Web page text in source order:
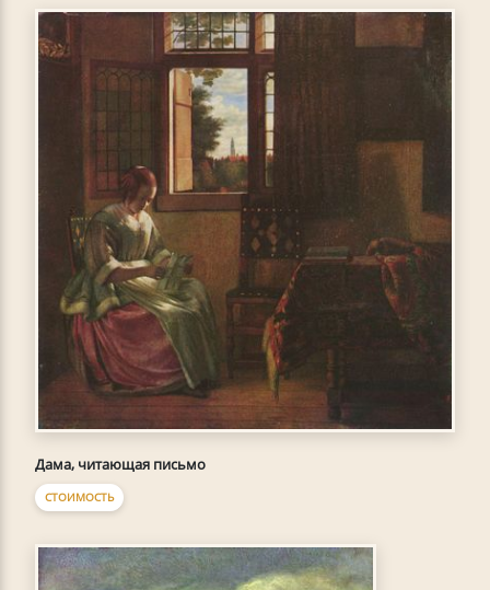
Дама, читающая письмо
СТОИМОСТЬ